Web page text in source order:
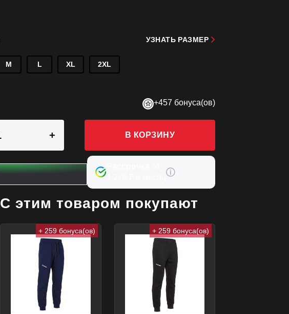
УЗНАТЬ РАЗМЕР
M L XL 2XL
+457 бонуса(ов)
+ В КОРЗИНУ
С этим товаром покупают
+ 259 бонуса(ов) + 259 бонуса(ов)